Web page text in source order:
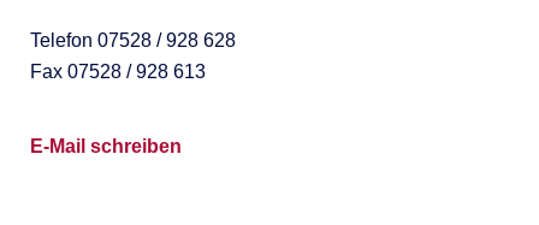
Telefon 07528 / 928 628
Fax 07528 / 928 613
E-Mail schreiben